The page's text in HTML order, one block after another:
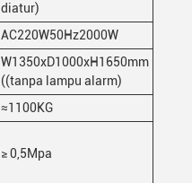
diatur)
AC220W50Hz2000W
W1350xD1000xH1650mm
((tanpa lampu alarm)
≈1100KG
≥ 0,5Mpa